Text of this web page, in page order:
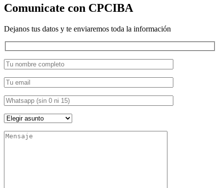
Comunicate con CPCIBA
Dejanos tus datos y te enviaremos toda la información